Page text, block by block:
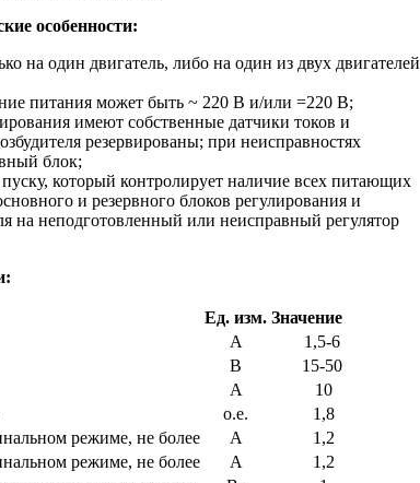
особенности:
на один двигатель, либо на один из двух двигателей
питания может быть ~ 220 В и/или =220 В;
имеют собственные датчики токов и
резервированы; при неисправностях
блок;
который контролирует наличие всех питающих
и резервного блоков регулирования и
на неподготовленный или неисправный регулятор
Ед. изм. Значение
А
1,5-6
В
15-50
А
10
о.е.
1,8
режиме, не более
А
1,2
режиме, не более
А
1,2